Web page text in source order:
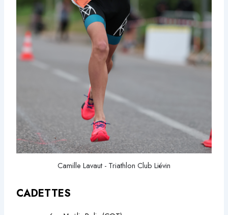
Camille Lavaut - Triathlon Club Liévin
CADETTES